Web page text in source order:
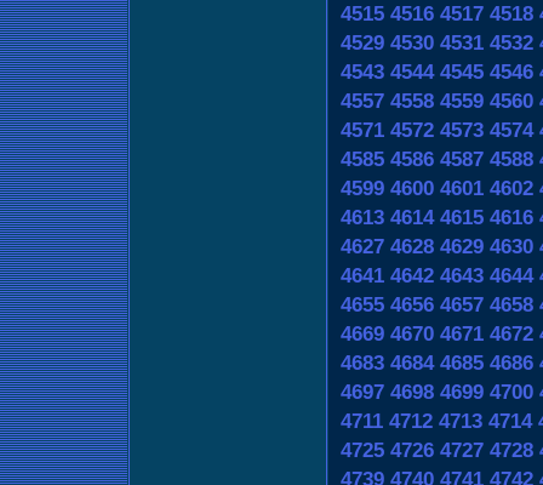
4515 4516 4517 4518
4529 4530 4531 4532
4543 4544 4545 4546
4557 4558 4559 4560
4571 4572 4573 4574
4585 4586 4587 4588
4599 4600 4601 4602
4613 4614 4615 4616
4627 4628 4629 4630
4641 4642 4643 4644
4655 4656 4657 4658
4669 4670 4671 4672
4683 4684 4685 4686
4697 4698 4699 4700
4711 4712 4713 4714
4725 4726 4727 4728
4739 4740 4741 4742